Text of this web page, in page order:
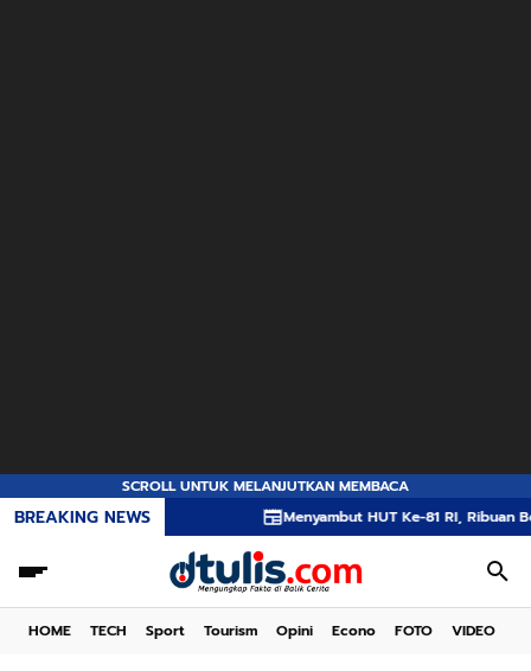
SCROLL UNTUK MELANJUTKAN MEMBACA
BREAKING NEWS Menyambut HUT Ke-81 RI, Ribuan Bendera
HOME TECH Sport Tourism Opini Econo FOTO VIDEO